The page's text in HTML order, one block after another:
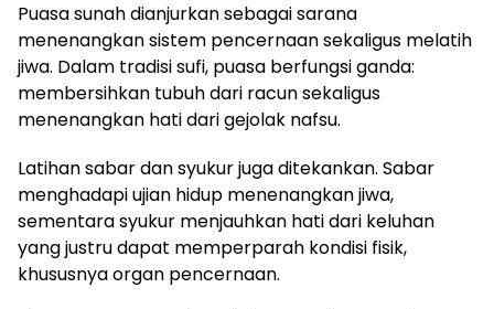
Puasa sunah dianjurkan sebagai sarana
menenangkan sistem pencernaan sekaligus melatih
jiwa. Dalam tradisi sufi, puasa berfungsi ganda:
membersihkan tubuh dari racun sekaligus
menenangkan hati dari gejolak nafsu.
Latihan sabar dan syukur juga ditekankan. Sabar
menghadapi ujian hidup menenangkan jiwa,
sementara syukur menjauhkan hati dari keluhan
yang justru dapat memperparah kondisi fisik,
khususnya organ pencernaan.